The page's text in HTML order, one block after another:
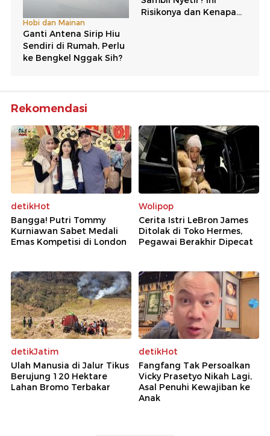
Rekomendasi
detikHot
Bangga! Putri Tommy
Kurniawan Sabet Medali
Emas Kompetisi di London
Wolipop
Cerita Istri LeBron James
Ditolak di Toko Hermes,
Pegawai Berakhir Dipecat
detikJatim
Ulah Manusia di Jalur Tikus
Berujung 120 Hektare
Lahan Bromo Terbakar
detikHot
Fangfang Tak Persoalkan
Vicky Prasetyo Nikah Lagi,
Asal Penuhi Kewajiban ke
Anak